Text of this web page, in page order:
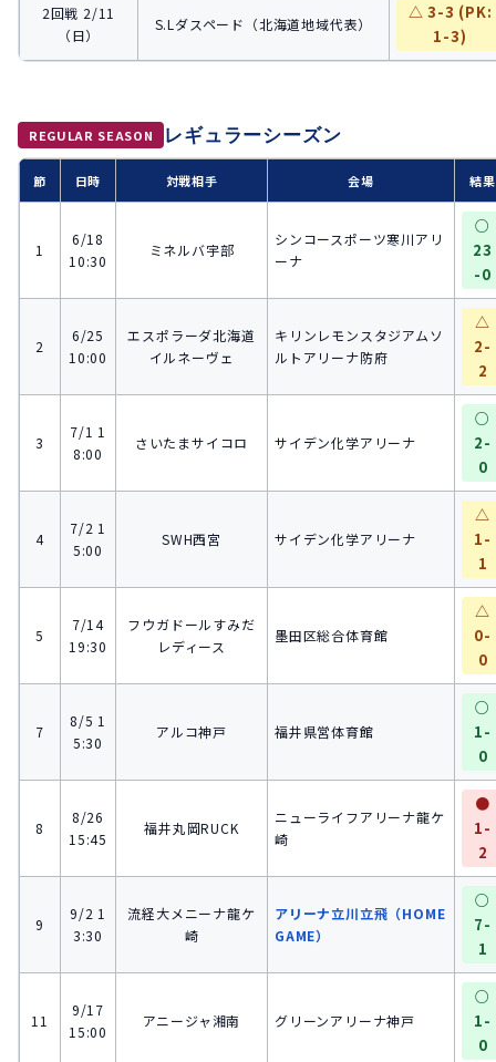
2回戦 2/11
（日）
S.Lダスペード（北海道地域代表）
△ 3-3 (PK:
1-3)
REGULAR SEASON レギュラーシーズン
節 日時 対戦相手 会場 結果
1
6/18
10:30
ミネルバ宇部
シンコースポーツ寒川アリ
ーナ
○
23
-0
2
6/25
10:00
エスポラーダ北海道
イルネーヴェ
キリンレモンスタジアムソ
ルトアリーナ防府
△
2-
2
3
7/1 1
8:00
さいたまサイコロ サイデン化学アリーナ
○
2-
0
4
7/2 1
5:00
SWH西宮 サイデン化学アリーナ
△
1-
1
5
7/14
19:30
フウガドールすみだ
レディース
墨田区総合体育館
△
0-
0
7
8/5 1
5:30
アルコ神戸 福井県営体育館
○
1-
0
8
8/26
15:45
福井丸岡RUCK
ニューライフアリーナ龍ケ
崎
●
1-
2
9
9/2 1
3:30
流経大メニーナ龍ケ
崎
アリーナ立川立飛（HOME
GAME）
○
7-
1
11
9/17
15:00
アニージャ湘南 グリーンアリーナ神戸
○
1-
0